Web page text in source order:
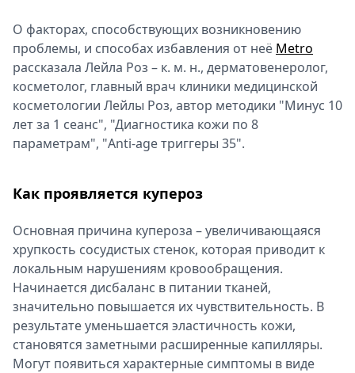
О факторах, способствующих возникновению
проблемы, и способах избавления от неё Metro
рассказала Лейла Роз – к. м. н., дерматовенеролог,
косметолог, главный врач клиники медицинской
косметологии Лейлы Роз, автор методики "Минус 10
лет за 1 сеанс", "Диагностика кожи по 8
параметрам", "Anti-age триггеры 35".
Как проявляется купероз
Основная причина купероза – увеличивающаяся
хрупкость сосудистых стенок, которая приводит к
локальным нарушениям кровообращения.
Начинается дисбаланс в питании тканей,
значительно повышается их чувствительность. В
результате уменьшается эластичность кожи,
становятся заметными расширенные капилляры.
Могут появиться характерные симптомы в виде